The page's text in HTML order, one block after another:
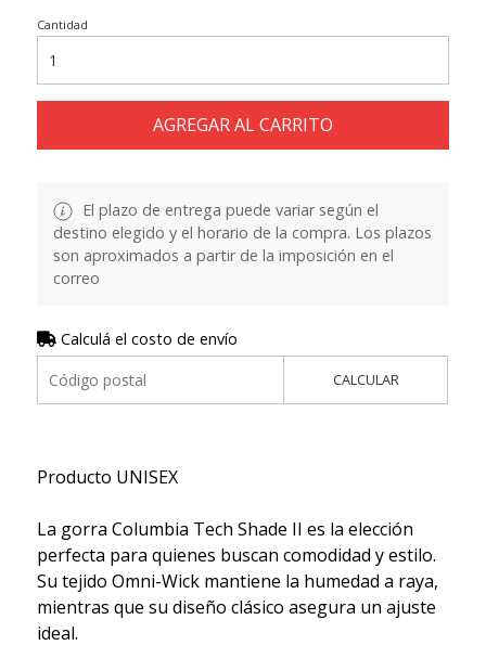
Cantidad
AGREGAR AL CARRITO
El plazo de entrega puede variar según el
destino elegido y el horario de la compra. Los plazos
son aproximados a partir de la imposición en el
correo
Calculá el costo de envío
CALCULAR
Producto UNISEX
La gorra Columbia Tech Shade II es la elección
perfecta para quienes buscan comodidad y estilo.
Su tejido Omni-Wick mantiene la humedad a raya,
mientras que su diseño clásico asegura un ajuste
ideal.